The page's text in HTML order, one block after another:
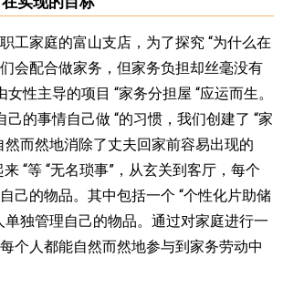
工家庭的富山支店，为了探究 “为什么在
会配合做家务，但家务负担却丝毫没有
性主导的项目 “家务分担屋 “应运而生。
己的事情自己做 “的习惯，我们创建了 “家
然而然地消除了丈夫回家前容易出现的
“等 “无名琐事”，从玄关到客厅，每个
己的物品。其中包括一个 “个性化片助储
单独管理自己的物品。通过对家庭进行一
个人都能自然而然地参与到家务劳动中